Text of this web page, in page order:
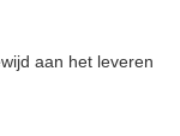
aan het leveren